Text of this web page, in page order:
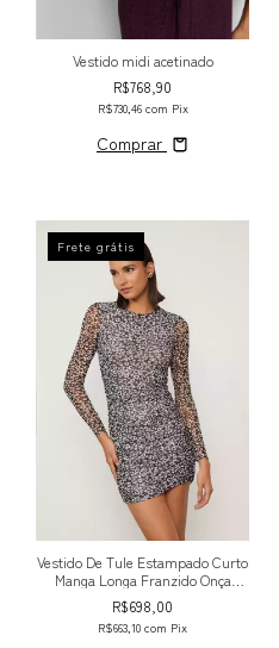
Vestido midi acetinado
R$768,90
R$730,46 com Pix
Comprar
Frete grátis
Vestido De Tule Estampado Curto
Manga Longa Franzido Onça
Cronos
R$698,00
R$663,10 com Pix